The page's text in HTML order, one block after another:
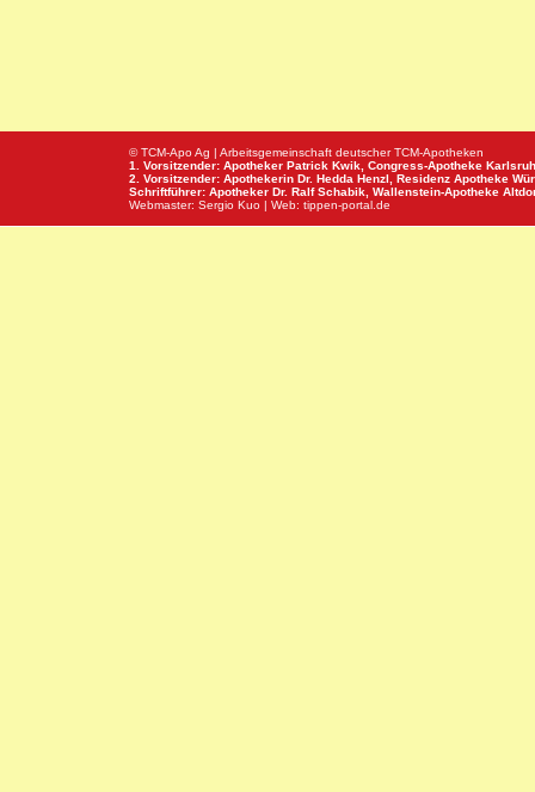
© TCM-Apo Ag | Arbeitsgemeinschaft deutscher TCM-Apotheken
1. Vorsitzender: Apotheker Patrick Kwik, Congress-Apotheke
2. Vorsitzender: Apothekerin Dr. Hedda Henzl, Residenz Apotheke
Schriftführer: Apotheker Dr. Ralf Schabik, Wallenstein-Apotheke
Webmaster: Sergio Kuo | Web: tippen-portal.de